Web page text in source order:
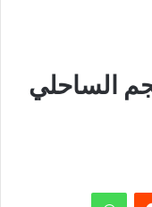
الساحلي
واتساب